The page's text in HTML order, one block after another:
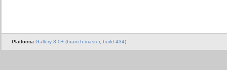
Platforma Gallery 3.0+ (branch master, build 434)